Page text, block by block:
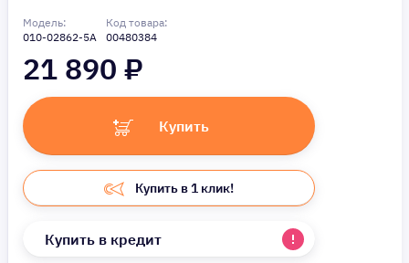
Модель:
010-02862-5A
Код товара:
00480384
21 890 ₽
Купить
Купить в 1 клик!
Купить в кредит